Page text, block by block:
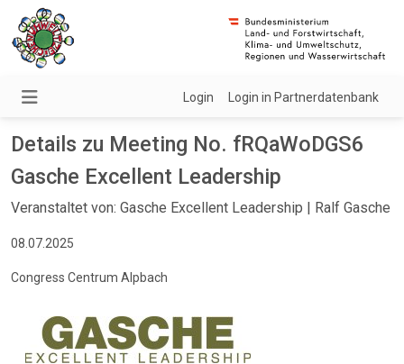
Login Login in Partnerdatenbank
Details zu Meeting No. fRQaWoDGS6
Gasche Excellent Leadership
Veranstaltet von: Gasche Excellent Leadership | Ralf Gasche
08.07.2025
Congress Centrum Alpbach